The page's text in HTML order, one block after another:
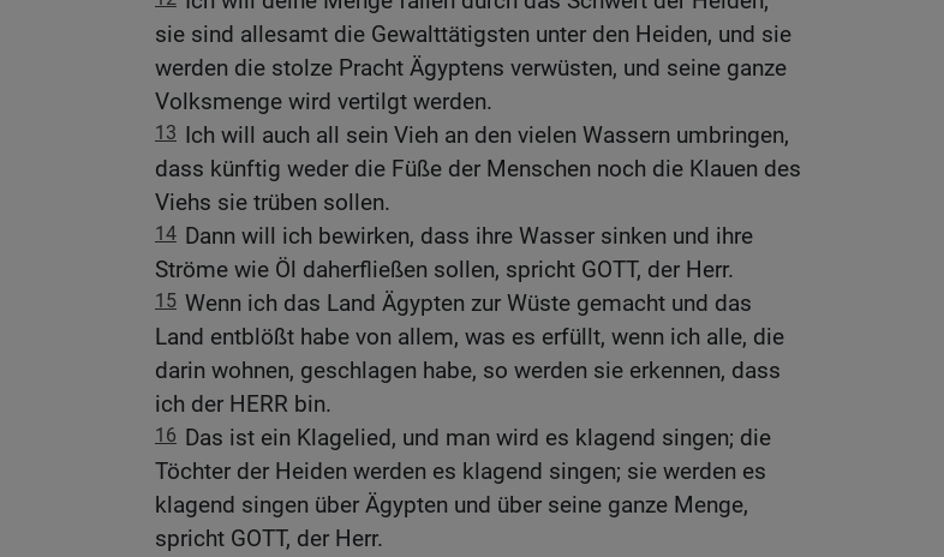
sie sind allesamt die Gewalttätigsten unter den Heiden, und sie
werden die stolze Pracht Ägyptens verwüsten, und seine ganze
Volksmenge wird vertilgt werden.
13 Ich will auch all sein Vieh an den vielen Wassern umbringen,
dass künftig weder die Füße der Menschen noch die Klauen des
Viehs sie trüben sollen.
14 Dann will ich bewirken, dass ihre Wasser sinken und ihre
Ströme wie Öl daherfließen sollen, spricht GOTT, der Herr.
15 Wenn ich das Land Ägypten zur Wüste gemacht und das
Land entblößt habe von allem, was es erfüllt, wenn ich alle, die
darin wohnen, geschlagen habe, so werden sie erkennen, dass
ich der HERR bin.
16 Das ist ein Klagelied, und man wird es klagend singen; die
Töchter der Heiden werden es klagend singen; sie werden es
klagend singen über Ägypten und über seine ganze Menge,
spricht GOTT, der Herr.